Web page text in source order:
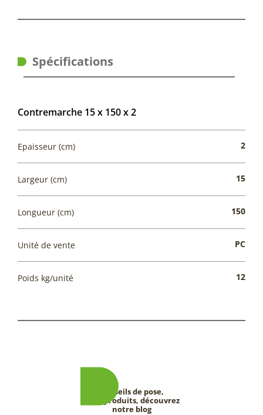
Spécifications
Contremarche 15 x 150 x 2
Epaisseur (cm) 2
Largeur (cm) 15
Longueur (cm) 150
Unité de vente PC
Poids kg/unité 12
Conseils de pose,
tests produits, découvrez
notre blog